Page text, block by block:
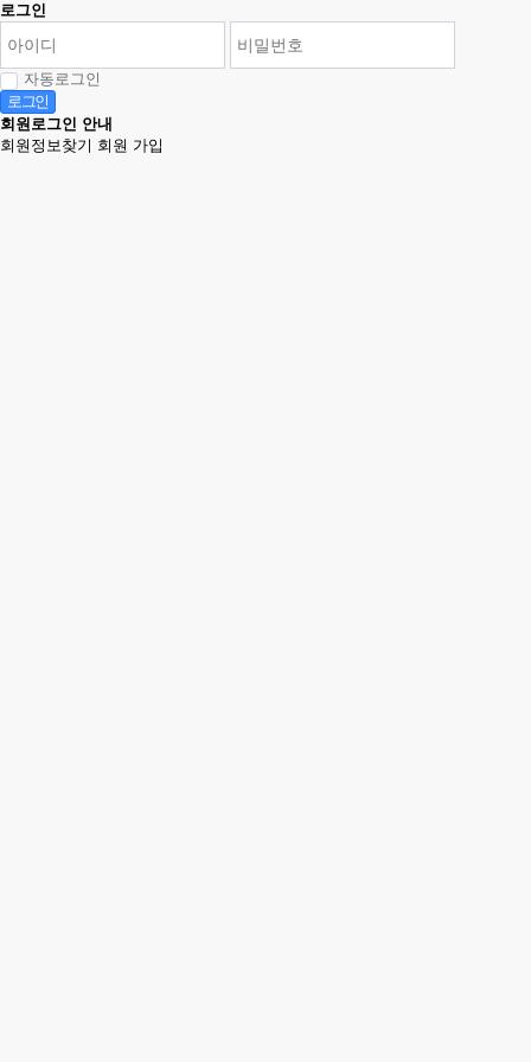
로그인
자동로그인
로그인
회원로그인 안내
회원정보찾기 회원 가입